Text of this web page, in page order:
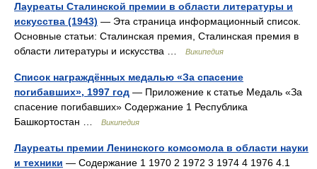
Лауреаты Сталинской премии в области литературы и
искусства (1943) — Эта страница информационный список.
Основные статьи: Сталинская премия, Сталинская премия в
области литературы и искусства …
Википедия
Список награждённых медалью «За спасение
погибавших», 1997 год — Приложение к статье Медаль «За
спасение погибавших» Содержание 1 Республика
Башкортостан …
Википедия
Лауреаты премии Ленинского комсомола в области науки
и техники — Содержание 1 1970 2 1972 3 1974 4 1976 4.1